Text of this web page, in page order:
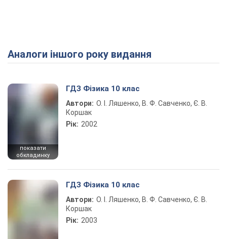
Play Video
Аналоги іншого року видання
показати
обкладинку
ГДЗ Фізика 10 клас
Автори: О. І. Ляшенко, В. Ф. Савченко, Є. В.
Коршак
Рік: 2002
ГДЗ Фізика 10 клас
Автори: О. І. Ляшенко, В. Ф. Савченко, Є. В.
Коршак
Рік: 2003